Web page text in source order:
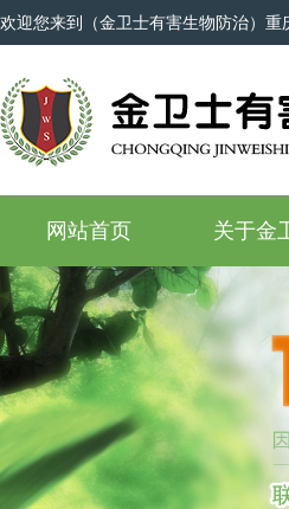
欢迎您来到（金卫士有害生物防治）
网站首页 关于金